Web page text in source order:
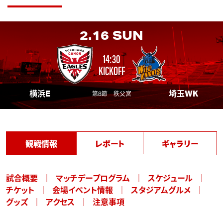
2.16 SUN
14:30
KICKOFF
横浜E 第8節 秩父宮 埼玉WK
観戦情報 レポート ギャラリー
試合概要 マッチデープログラム
スケジュール
チケット
会場イベント情報
スタジアムグルメ
グッズ
アクセス 注意事項